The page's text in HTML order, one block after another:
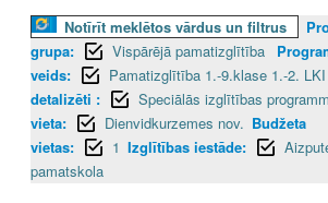
Notīrīt meklētos vārdus un filtrus
grupa:
Vispārējā pamatizglītība
veids:
Pamatizglītība 1.-9.klase 1.-2. LKI
detalizēti :
Speciālās izglītības
vieta:
Dienvidkurzemes nov. Budžeta
vietas:
1 Izglītības iestāde:
pamatskola